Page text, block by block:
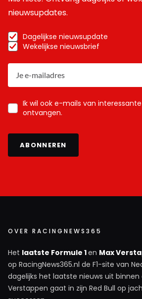
nieuwsupdates.
Dagelijkse nieuwsupdate
Wekelijkse nieuwsbrief
Ik wil ook e-mails van
ontvangen.
ABONNEREN
OVER RACINGNEWS365
Het laatste Formule 1en Max
op RacingNews365.nl de F1-site van
dagelijks het laatste nieuws uit binnen
Verstappen gaat in zijn Red Bull op